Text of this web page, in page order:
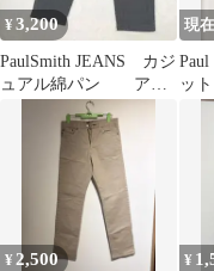
¥3,200
PaulSmith JEANS カジ
ュアル綿パン アン
クルパンツ L 訳有り
現
ッ
ン
¥2,500 ¥